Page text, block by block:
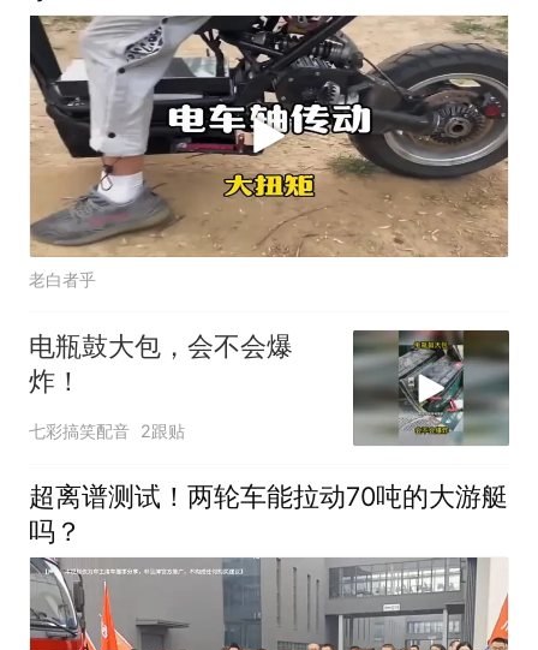
老白者乎
电瓶鼓大包，会不会爆
炸！
七彩搞笑配音 2跟贴
超离谱测试！两轮车能拉动70吨的大游艇
吗？